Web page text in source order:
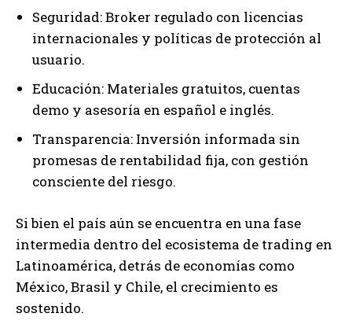
Seguridad: Broker regulado con licencias
internacionales y políticas de protección al
usuario.
Educación: Materiales gratuitos, cuentas
demo y asesoría en español e inglés.
Transparencia: Inversión informada sin
promesas de rentabilidad fija, con gestión
consciente del riesgo.
Si bien el país aún se encuentra en una fase
intermedia dentro del ecosistema de trading en
Latinoamérica, detrás de economías como
México, Brasil y Chile, el crecimiento es
sostenido.